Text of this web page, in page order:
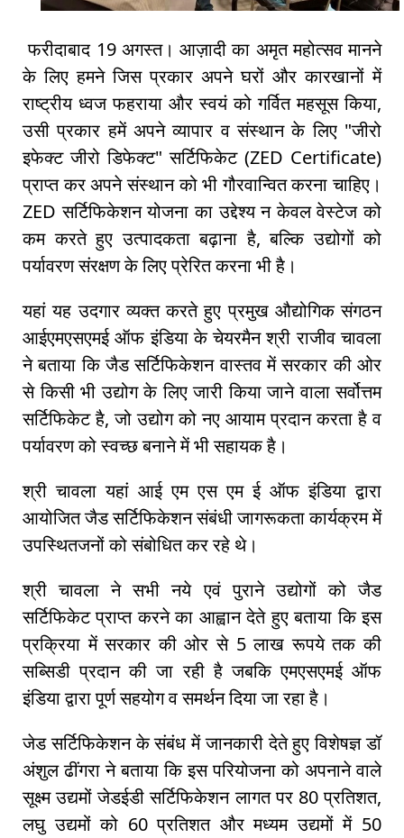
फरीदाबाद 19 अगस्त। आज़ादी का अमृत महोत्सव मानने
के लिए हमने जिस प्रकार अपने घरों और कारखानों में
राष्ट्रीय ध्वज फहराया और स्वयं को गर्वित महसूस किया,
उसी प्रकार हमें अपने व्यापार व संस्थान के लिए "जीरो
इफेक्ट जीरो डिफेक्ट" सर्टिफिकेट (ZED Certificate)
प्राप्त कर अपने संस्थान को भी गौरवान्वित करना चाहिए।
ZED सर्टिफिकेशन योजना का उद्देश्‍य न केवल वेस्‍टेज को
कम करते हुए उत्‍पादकता बढ़ाना है, बल्कि उद्योगों को
पर्यावरण संरक्षण के लिए प्रेरित करना भी है।
यहां यह उदगार व्यक्त करते हुए प्रमुख औद्योगिक संगठन
आईएमएसएमई ऑफ इंडिया के चेयरमैन श्री राजीव चावला
ने बताया कि जैड सर्टिफिकेशन वास्तव में सरकार की ओर
से किसी भी उद्योग के लिए जारी किया जाने वाला सर्वोत्तम
सर्टिफिकेट है, जो उद्योग को नए आयाम प्रदान करता है व
पर्यावरण को स्वच्छ बनाने में भी सहायक है।
श्री चावला यहां आई एम एस एम ई ऑफ इंडिया द्वारा
आयोजित जैड सर्टिफिकेशन संबंधी जागरूकता कार्यक्रम में
उपस्थितजनों को संबोधित कर रहे थे।
श्री चावला ने सभी नये एवं पुराने उद्योगों को जैड
सर्टिफिकेट प्राप्त करने का आह्वान देते हुए बताया कि इस
प्रक्रिया में सरकार की ओर से 5 लाख रूपये तक की
सब्सिडी प्रदान की जा रही है जबकि एमएसएमई ऑफ
इंडिया द्वारा पूर्ण सहयोग व समर्थन दिया जा रहा है।
जेड सर्टिफिकेशन के संबंध में जानकारी देते हुए विशेषज्ञ डॉ
अंशुल ढींगरा ने बताया कि इस परियोजना को अपनाने वाले
सूक्ष्म उद्यमों जेडईडी सर्टिफिकेशन लागत पर 80 प्रतिशत,
लघु उद्यमों को 60 प्रतिशत और मध्यम उद्यमों में 50